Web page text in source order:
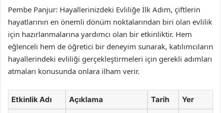
Pembe Panjur: Hayallerinizdeki Evliliğe İlk Adım, çiftlerin
hayatlarının en önemli dönüm noktalarından biri olan evlilik
için hazırlanmalarına yardımcı olan bir etkinliktir. Hem
eğlenceli hem de öğretici bir deneyim sunarak, katılımcıların
hayallerindeki evliliği gerçekleştirmeleri için gerekli adımları
atmaları konusunda onlara ilham verir.
Etkinlik Adı Açıklama Tarih Yer